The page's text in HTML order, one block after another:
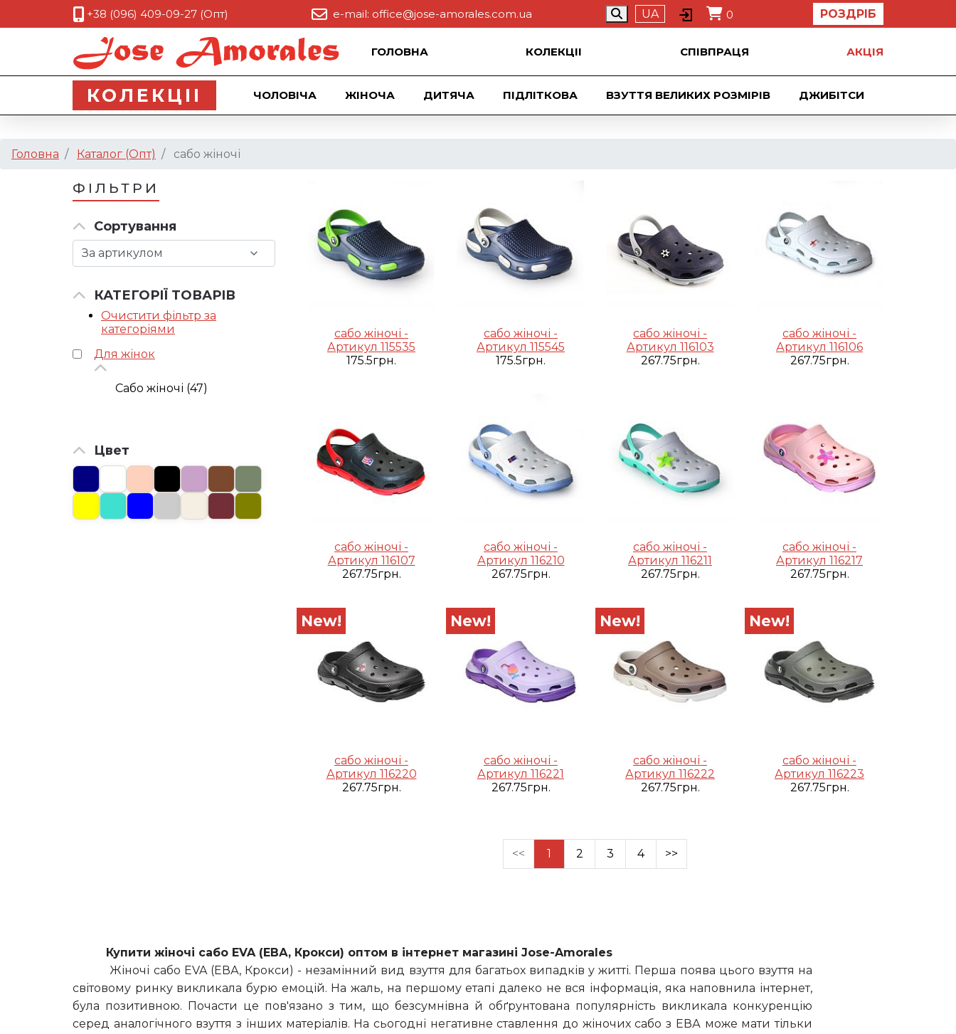
+38 (096) 409-09-27 (Опт) e-mail: office@jose-amorales.com.ua UA 0 РОЗДРІБ
ГОЛОВНА КОЛЕКЦII СПІВПРАЦЯ АКЦIЯ
КОЛЕКЦII ЧОЛОВІЧА ЖІНОЧА ДИТЯЧА ПІДЛІТКОВА ВЗУТТЯ ВЕЛИКИХ РОЗМІРІВ ДЖИБIТСИ
Головна Каталог (Опт) сабо жіночі
ФІЛЬТРИ
Сортування
КАТЕГОРІЇ ТОВАРІВ
Очистити фільтр за
категоріями
Для жінок
Сабо жіночі (47)
Цвет
сабо жіночі -
Артикул 115535
175.5грн.
сабо жіночі -
Артикул 115545
175.5грн.
сабо жіночі -
Артикул 116103
267.75грн.
сабо жіночі -
Артикул 116106
267.75грн.
сабо жіночі -
Артикул 116107
267.75грн.
сабо жіночі -
Артикул 116210
267.75грн.
сабо жіночі -
Артикул 116211
267.75грн.
сабо жіночі -
Артикул 116217
267.75грн.
New!
сабо жіночі -
Артикул 116220
267.75грн.
New!
сабо жіночі -
Артикул 116221
267.75грн.
New!
сабо жіночі -
Артикул 116222
267.75грн.
New!
сабо жіночі -
Артикул 116223
267.75грн.
<< 1 2 3 4 >>
Купити жіночі сабо EVA (ЕВА, Крокси) оптом в інтернет магазині Jose-Amorales
Жіночі сабо EVA (ЕВА, Крокси) - незамінний вид взуття для багатьох випадків у житті. Перша поява цього взуття на
світовому ринку викликала бурю емоцій. На жаль, на першому етапі далеко не вся інформація, яка наповнила інтернет,
була позитивною. Почасти це пов'язано з тим, що безсумнівна й обґрунтована популярність викликала конкуренцію
серед аналогічного взуття з інших матеріалів. На сьогодні негативне ставлення до жіночих сабо з ЕВА може мати тільки